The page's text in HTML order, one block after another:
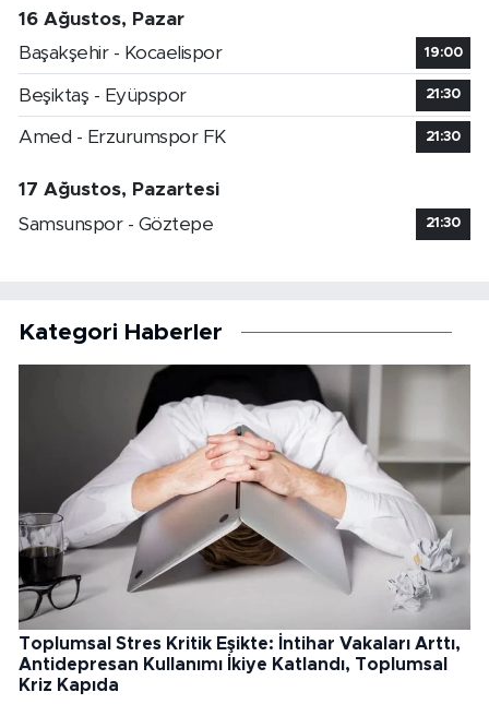
16 Ağustos, Pazar
Başakşehir - Kocaelispor
19:00
Beşiktaş - Eyüpspor 21:30
Amed - Erzurumspor FK 21:30
17 Ağustos, Pazartesi
Samsunspor - Göztepe
21:30
Kategori Haberler
Toplumsal Stres Kritik Eşikte: İntihar Vakaları Arttı,
Antidepresan Kullanımı İkiye Katlandı, Toplumsal
Kriz Kapıda